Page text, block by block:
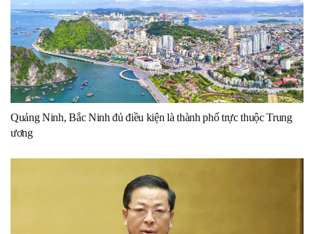
Quảng Ninh, Bắc Ninh đủ điều kiện là thành phố trực thuộc Trung
ương